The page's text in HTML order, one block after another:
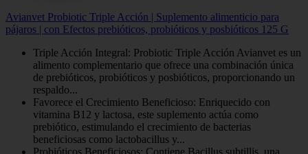
Avianvet Probiotic Triple Acción | Suplemento alimenticio para
pájaros | con Efectos prebióticos, probióticos y posbióticos 125 G
Triple Acción Integral: Probiotic Triple Acción Avianvet es un
alimento complementario que ofrece una combinación única
de prebióticos, probióticos y posbióticos, proporcionando un
respaldo...
Favorece el Crecimiento Beneficioso: Enriquecido con
vitamina B12 y lactosa, este suplemento actúa como
prebiótico, estimulando el crecimiento de bacterias
beneficiosas como lactobacillus y...
Probióticos Beneficiosos: Contiene Bacillus subtillis, una